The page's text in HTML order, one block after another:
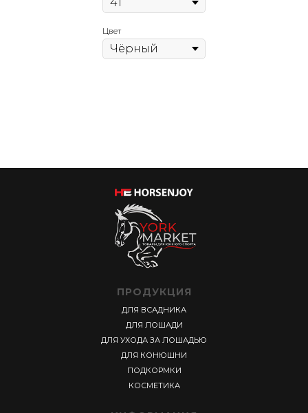
Цвет
ПРОДУКЦИЯ
ДЛЯ ВСАДНИКА
ДЛЯ ЛОШАДИ
ДЛЯ УХОДА ЗА ЛОШАДЬЮ
ДЛЯ КОНЮШНИ
ПОДКОРМКИ
КОСМЕТИКА